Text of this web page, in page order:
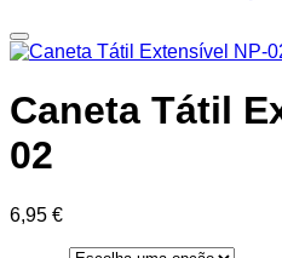
Caneta Tátil
02
6,95 €